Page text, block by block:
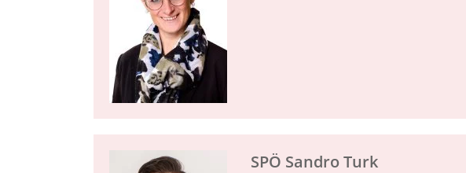
SPÖ Sandro Turk